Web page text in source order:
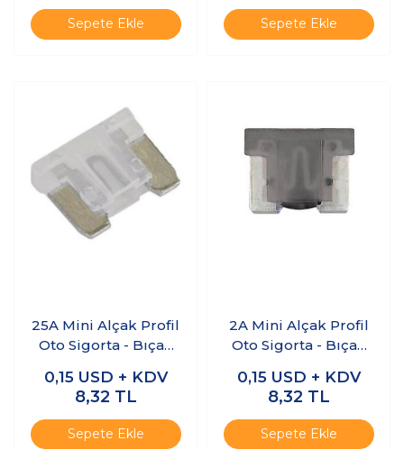
Sepete Ekle Sepete Ekle
25A Mini Alçak Profil
Oto Sigorta - Bıçak
0,15 USD + KDV
8,32 TL
Sepete Ekle
2A Mini Alçak Profil
Oto Sigorta - Bıçak
0,15 USD + KDV
8,32 TL
Sepete Ekle